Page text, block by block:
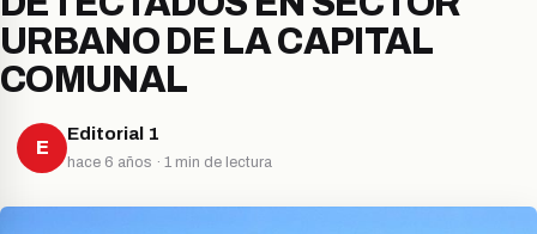
URBANO DE LA CAPITAL
COMUNAL
E
Editorial 1
hace 6 años · 1 min de lectura